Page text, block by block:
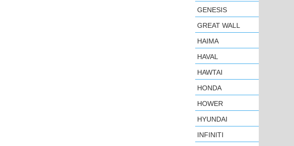
GENESIS
GREAT WALL
HAIMA
HAVAL
HAWTAI
HONDA
HOWER
HYUNDAI
INFINITI